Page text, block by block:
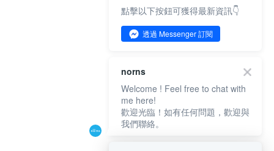
點擊以下按鈕可獲得最新資訊👇
透過 Messenger 訂閱
norns
Welcome ! Feel free to chat with
me here!
歡迎光臨！如有任何問題，歡迎與
我們聯絡。